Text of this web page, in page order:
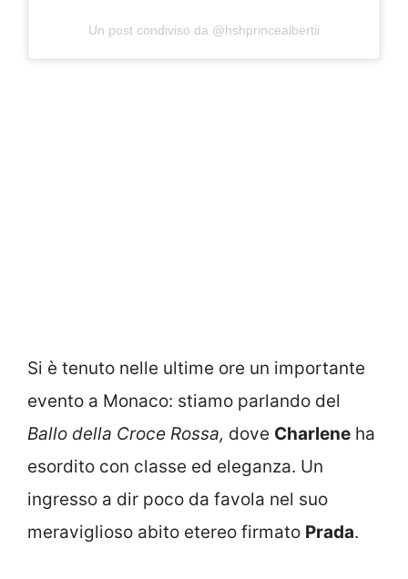
Un post condiviso da @hshprincealbertii
Si è tenuto nelle ultime ore un importante
evento a Monaco: stiamo parlando del
Ballo della Croce Rossa, dove Charlene ha
esordito con classe ed eleganza. Un
ingresso a dir poco da favola nel suo
meraviglioso abito etereo firmato Prada.